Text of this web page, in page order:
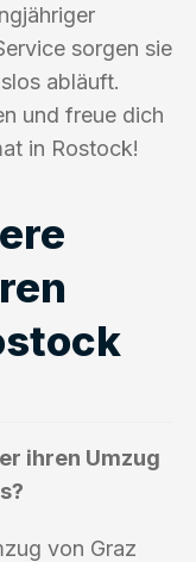
sorgen sie
abläuft.
und freue dich
in Rostock!
ihren Umzug
von Graz